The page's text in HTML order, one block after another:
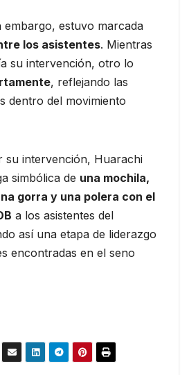
embargo, estuvo marcada
los asistentes. Mientras
su intervención, otro lo
, reflejando las
dentro del movimiento
su intervención, Huarachi
simbólica de una mochila,
gorra y una polera con el
a los asistentes del
así una etapa de liderazgo
encontradas en el seno